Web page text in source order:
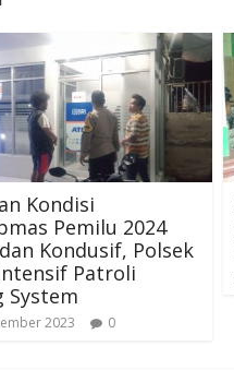
Kondisi
Pemilu 2024
Kondusif, Polsek
Patroli
System
2023 0